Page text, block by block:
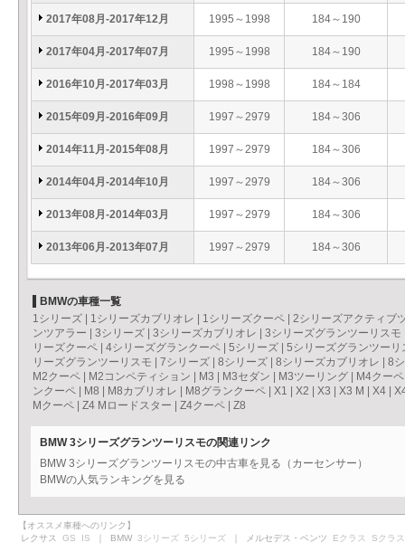
2017年08月-2017年12月 1995～1998 184～190
2017年04月-2017年07月 1995～1998 184～190
2016年10月-2017年03月 1998～1998 184～184
2015年09月-2016年09月 1997～2979 184～306
2014年11月-2015年08月 1997～2979 184～306
2014年04月-2014年10月 1997～2979 184～306
2013年08月-2014年03月 1997～2979 184～306
2013年06月-2013年07月 1997～2979 184～306
BMWの車種一覧
1シリーズ
1シリーズカブリオレ 1シリーズクーペ
2シリーズアクティブ
ンツアラー
3シリーズ 3シリーズカブリオレ 3シリーズグランツーリスモ
リーズクーペ
4シリーズグランクーペ 5シリーズ
5シリーズグランツーリ
リーズグランツーリスモ
7シリーズ 8シリーズ 8シリーズカブリオレ
8
M2クーペ
M2コンペティション M3 M3セダン M3ツーリング M4クーペ
ンクーペ
M8 M8カブリオレ M8グランクーペ X1 X2 X3 X3 M X4
Mクーペ
Z4 Mロードスター Z4クーペ Z8
BMW 3シリーズグランツーリスモの関連リンク
BMW 3シリーズグランツーリスモの中古車を見る（カーセンサー）
BMWの人気ランキングを見る
【オススメ車種へのリンク】
レクサス GS IS ｜ BMW 3シリーズ 5シリーズ ｜ メルセデス・ベンツ Eクラス Sクラス